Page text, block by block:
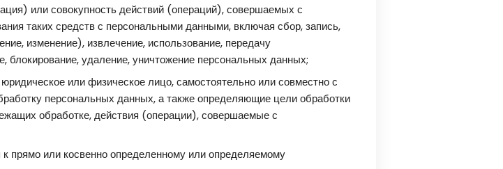
или совокупность действий (операций), совершаемых с
таких средств с персональными данными, включая сбор, запись,
изменение), извлечение, использование, передачу
блокирование, удаление, уничтожение персональных данных;
или физическое лицо, самостоятельно или совместно с
персональных данных, а также определяющие цели обработки
обработке, действия (операции), совершаемые с
или косвенно определенному или определяемому